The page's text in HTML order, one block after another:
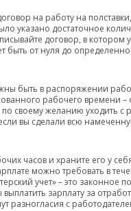
на работу на
указано достаточное
договор, в котором
быть от нуля до
быть в распоряжении
рабочего времени –
своему желанию уходить с
вы сделали всю
часов и храните его у
можно требовать в
учет» – это законное
зарплату за
разногласия с